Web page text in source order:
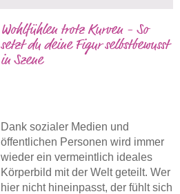
Wohlfühlen trotz Kurven - So
setzt du deine Figur selbstbewusst
in Szene
Dank sozialer Medien und
öffentlichen Personen wird immer
wieder ein vermeintlich ideales
Körperbild mit der Welt geteilt. Wer
hier nicht hineinpasst, der fühlt sich